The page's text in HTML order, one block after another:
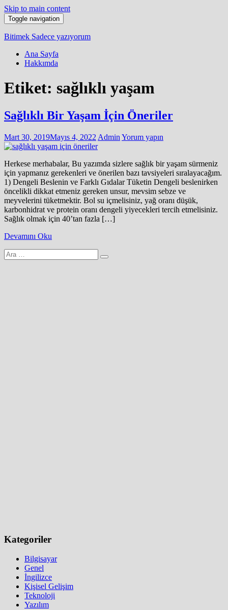
Skip to main content
Toggle navigation
Bitimek Sadece yazıyorum
Ana Sayfa
Hakkımda
Etiket: sağlıklı yaşam
Sağlıklı Bir Yaşam İçin Öneriler
Mart 30, 2019Mayıs 4, 2022 Admin Yorum yapın
Herkese merhabalar, Bu yazımda sizlere sağlık bir yaşam sürmeniz
için yapmanız gerekenleri ve önerilen bazı tavsiyeleri sıralayacağım.
1) Dengeli Beslenin ve Farklı Gıdalar Tüketin Dengeli beslenirken
öncelikli dikkat etmeniz gereken unsur, mevsim sebze ve
meyvelerini tüketmektir. Bol su içmelisiniz, yağ oranı düşük,
karbonhidrat ve protein oranı dengeli yiyecekleri tercih etmelisiniz.
Sağlık olmak için 40’tan fazla […]
Devamını Oku
Arama
yap:
Kategoriler
Bilgisayar
Genel
İngilizce
Kişisel Gelişim
Teknoloji
Yazılım